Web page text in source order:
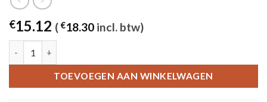
€15.12 ( €18.30 incl. btw)
TOEVOEGEN AAN WINKELWAGEN